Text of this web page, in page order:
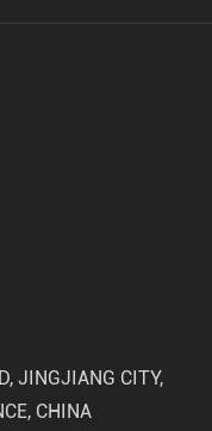
JINGJIANG CITY,
CHINA